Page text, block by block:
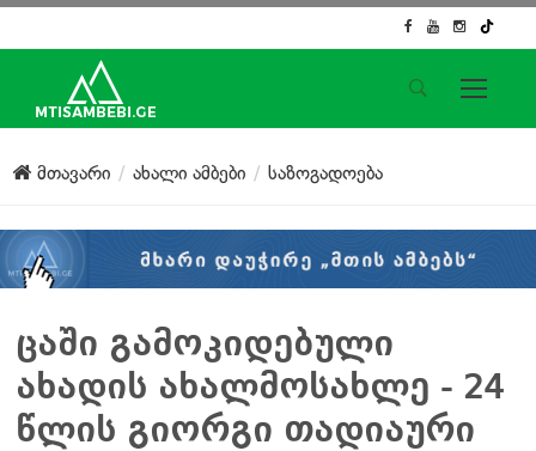
საიტის მენიუ
მთავარი
ქართული საქმე
კონტაქტი
სოციალური ქსელები
მთავარი ახალი ამბები საზოგადოება
ცაში გამოკიდებული
ახადის ახალმოსახლე - 24
წლის გიორგი თადიაური